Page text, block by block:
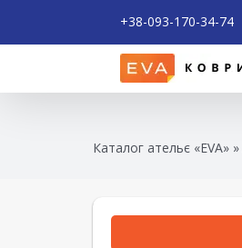
+38-093-170-34-74
Каталог ательє «EVA»»